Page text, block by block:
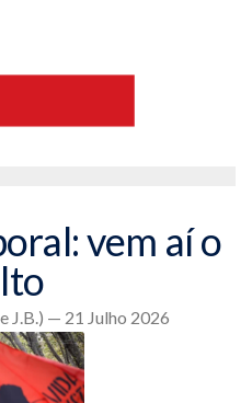
vem aí o
J.B.) — 21 Julho 2026